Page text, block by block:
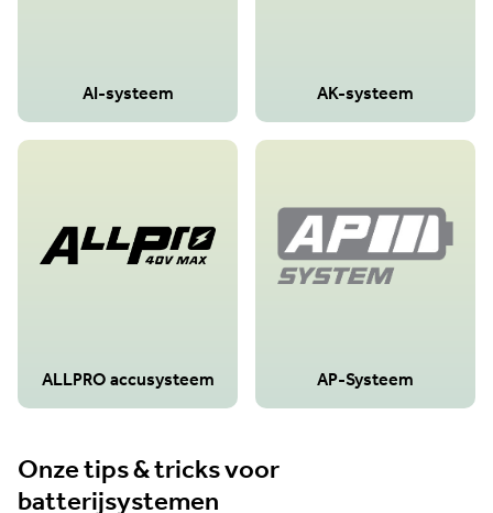
AI-systeem AK-systeem
ALLPRO accusysteem AP-Systeem
Onze tips & tricks voor
batterijsystemen